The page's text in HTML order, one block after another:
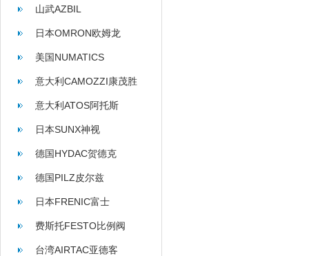
飞利
山武AZBIL
日本OMRON欧姆龙
美国NUMATICS
意大利CAMOZZI康茂胜
意大利ATOS阿托斯
日本SUNX神视
德国HYDAC贺德克
德国PILZ皮尔兹
日本FRENIC富士
费斯托FESTO比例阀
台湾AIRTAC亚德客